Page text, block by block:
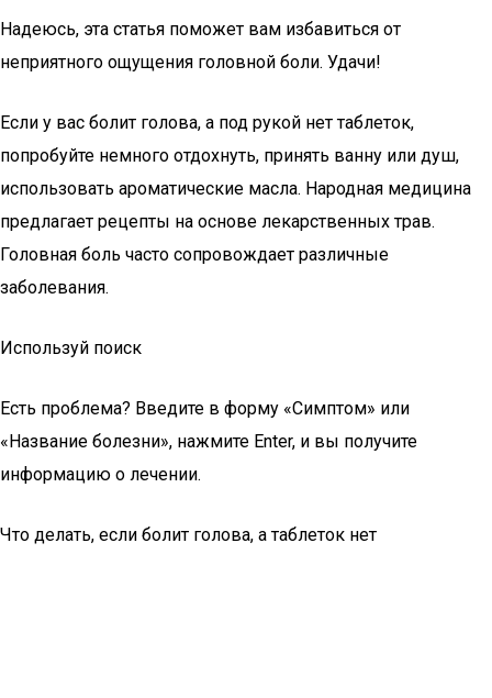
Надеюсь, эта статья поможет вам избавиться от
неприятного ощущения головной боли. Удачи!
Если у вас болит голова, а под рукой нет таблеток,
попробуйте немного отдохнуть, принять ванну или душ,
использовать ароматические масла. Народная медицина
предлагает рецепты на основе лекарственных трав.
Головная боль часто сопровождает различные
заболевания.
Используй поиск
Есть проблема? Введите в форму «Симптом» или
«Название болезни», нажмите Enter, и вы получите
информацию о лечении.
Что делать, если болит голова, а таблеток нет